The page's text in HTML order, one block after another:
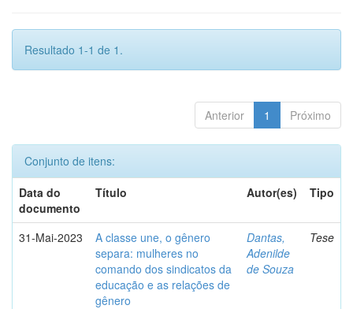
Resultado 1-1 de 1.
Anterior 1 Próximo
Conjunto de itens:
Data do
documento
Título Autor(es) Tipo
31-Mai-2023
A classe une, o gênero
separa: mulheres no
comando dos sindicatos da
educação e as relações de
gênero
Dantas,
Adenilde
de Souza
Tese